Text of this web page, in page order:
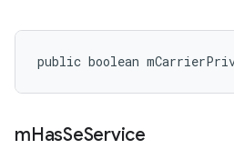
public boolean
mHasSeService